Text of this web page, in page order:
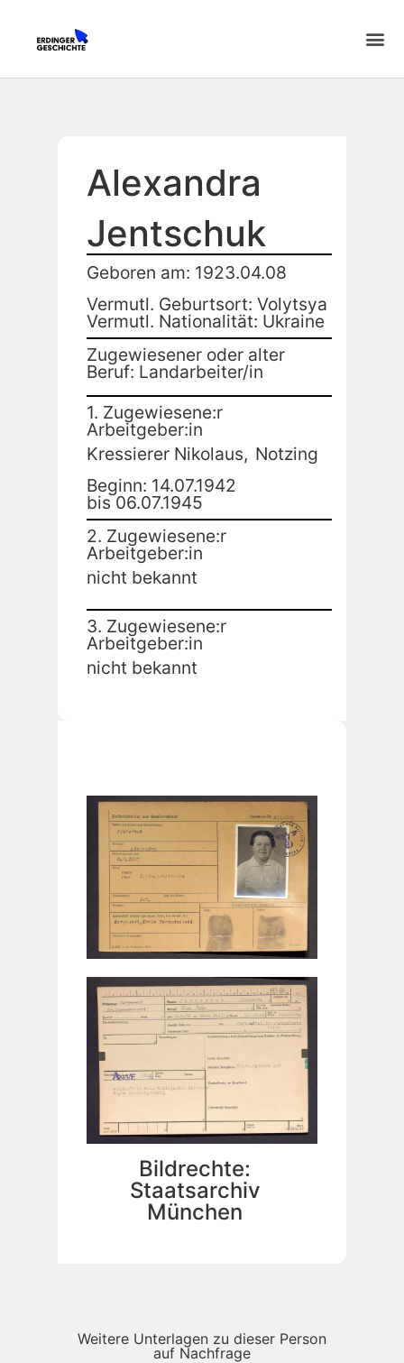
Alexandra
Jentschuk
Geboren am: 1923.04.08
Vermutl. Geburtsort: Volytsya
Vermutl. Nationalität: Ukraine
Zugewiesener oder alter
Beruf: Landarbeiter/in
1. Zugewiesene:r
Arbeitgeber:in
Kressierer Nikolaus, Notzing
Beginn: 14.07.1942
bis 06.07.1945
2. Zugewiesene:r
Arbeitgeber:in
nicht bekannt
3. Zugewiesene:r
Arbeitgeber:in
nicht bekannt
Bildrechte:
Staatsarchiv
München
Weitere Unterlagen zu dieser Person
auf Nachfrage